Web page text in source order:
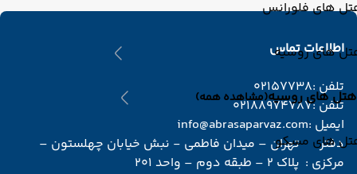
های فلورانس
های روسیه
هتل های روسیه(مشاهده همه)
های مسکو
اطلاعات تماس
تلفن :02157738
تلفن :02188974787
ایمیل :info@abrasaparvaz.com
دفتر
مرکزی :
تهران – میدان فاطمی - نبش خیابان چهلستون –
پلاک 2 – طبقه دوم – واحد 201